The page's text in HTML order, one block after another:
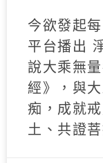
今欲發起
平台播出
說大乘無
經》，與
痴，成就
土、共證